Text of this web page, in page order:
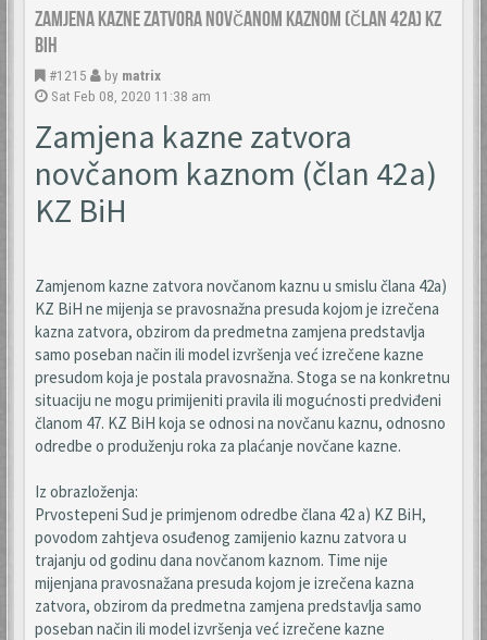
Zamjena kazne zatvora novčanom kaznom (član 42a) KZ
BiH
#1215 by matrix
Sat Feb 08, 2020 11:38 am
Zamjena kazne zatvora
novčanom kaznom (član 42a)
KZ BiH
Zamjenom kazne zatvora novčanom kaznu u smislu člana 42a)
KZ BiH ne mijenja se pravosnažna presuda kojom je izrečena
kazna zatvora, obzirom da predmetna zamjena predstavlja
samo poseban način ili model izvršenja već izrečene kazne
presudom koja je postala pravosnažna. Stoga se na konkretnu
situaciju ne mogu primijeniti pravila ili mogućnosti predviđeni
članom 47. KZ BiH koja se odnosi na novčanu kaznu, odnosno
odredbe o produženju roka za plaćanje novčane kazne.
Iz obrazloženja:
Prvostepeni Sud je primjenom odredbe člana 42 a) KZ BiH,
povodom zahtjeva osuđenog zamijenio kaznu zatvora u
trajanju od godinu dana novčanom kaznom. Time nije
mijenjana pravosnažana presuda kojom je izrečena kazna
zatvora, obzirom da predmetna zamjena predstavlja samo
poseban način ili model izvršenja već izrečene kazne